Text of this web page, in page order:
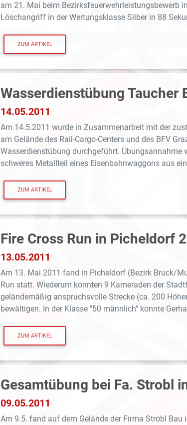
am 21. Mai beim Bezirksfeuerwehrleistungsbewerb
Löschangriff in der Wertungsklasse Silber in 88
ZUM ARTIKEL
Wasserdienstübung Taucher
14.05.2011
Am 14.5.2011 wurde in Zusammenarbeit mit der
am Gelände des Rail-Cargo-Centers und des BFV
Wasserdienstübung durchgeführt. Übungsannahme
schweres Metallteil eines Eisenbahnwaggons aus
ZUM ARTIKEL
Fire Cross Run in Picheldorf
13.05.2011
Am 13. Mai 2011 fand in Picheldorf (Bezirk Bruck/
Run statt. Wiederum konnten 9 Kameraden der
geländemäßig anspruchsvolle Strecke (ca. 200
bewältigen. In der Klasse "50 männlich" konnte
ZUM ARTIKEL
Gesamtübung bei Fa. Strobl
09.05.2011
Am 9.5. fand auf dem Gelände der Firma Strobl Bau